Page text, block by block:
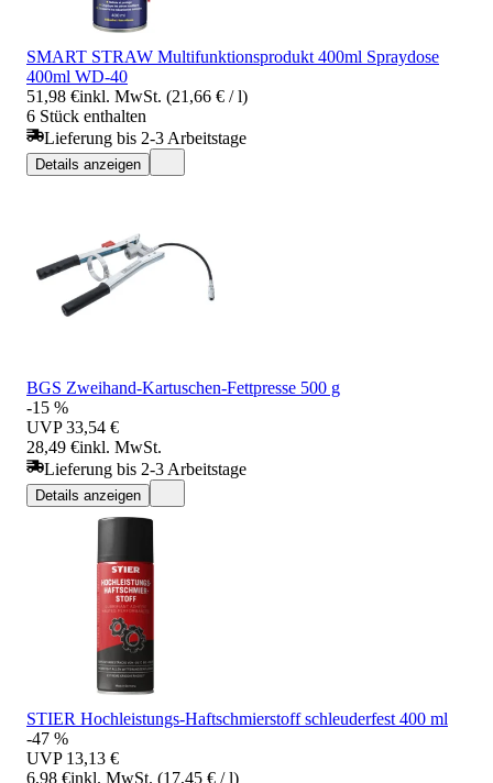
SMART STRAW Multifunktionsprodukt 400ml Spraydose
400ml WD-40
51,98 €inkl. MwSt. (21,66 € / l)
6 Stück enthalten
Lieferung bis 2-3 Arbeitstage
Details anzeigen
BGS Zweihand-Kartuschen-Fettpresse 500 g
-15 %
UVP 33,54 €
28,49 €inkl. MwSt.
Lieferung bis 2-3 Arbeitstage
Details anzeigen
STIER Hochleistungs-Haftschmierstoff schleuderfest 400 ml
-47 %
UVP 13,13 €
6,98 €inkl. MwSt. (17,45 € / l)